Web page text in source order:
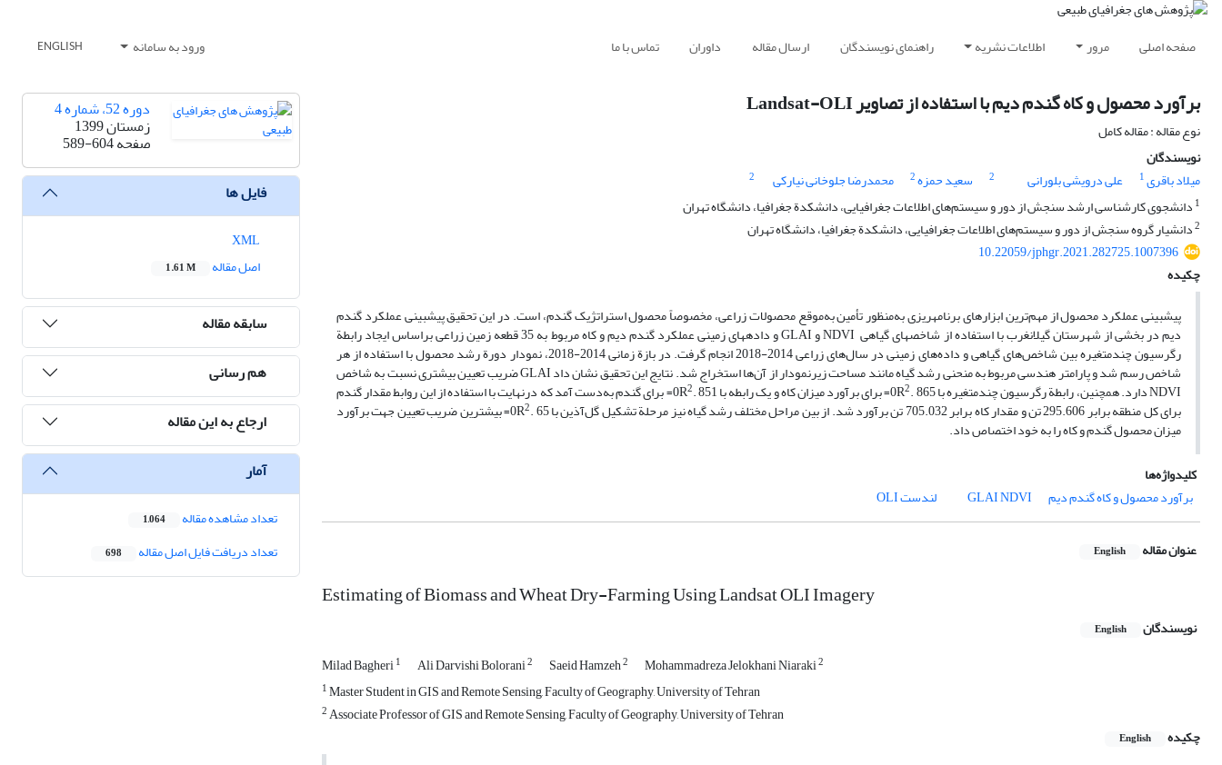
صفحه اصلی مرور اطلاعات نشریه راهنمای نویسندگان ارسال مقاله داوران تماس با ما ورود به سامانه ENGLISH
برآورد محصول و کاه گندم دیم با استفاده از تصاویر Landsat-OLI
نوع مقاله : مقاله کامل
نویسندگان
میلاد باقری1 علی درویشی بلورانی 2 سعید حمزه2 محمدرضا جلوخانی نیارکی
2
1 دانشجوی کارشناسی ارشد سنجش از دور و سیستم‌های اطلاعات جغرافیایی، دانشکدة جغرافیا، دانشگاه تهران
2دانشیار گروه سنجش از دور و سیستم‌های اطلاعات جغرافیایی، دانشکدة جغرافیا، دانشگاه تهران
10.22059/jphgr.2021.282725.1007396
چکیده
پیش‏بینی عملکرد محصول از مهم‌ترین ابزارهای برنامه‏ریزی به‌منظور تأمین به‌موقع محصولات زراعی، مخصوصاً محصول استراتژیک گندم، است. در این تحقیق پیش‏بینی عملکرد گندم
دیم در بخشی از شهرستان گیلان‏غرب با استفاده از شاخص‏های گیاهی NDVI و GLAI و داده‏های زمینی عملکرد گندم دیم و کاه مربوط به 35 قطعه زمین زراعی براساس ایجاد رابطة
رگرسیون چندمتغیره بین شاخص‌های گیاهی و داده‌های زمینی در سال‌های زراعی 2014-2018 انجام گرفت. در بازة زمانی 2014-2018، نمودار دورة رشد محصول با استفاده از هر
شاخص رسم شد و پارامتر هندسی مربوط به منحنی رشد گیاه مانند مساحت زیرنمودار از آن‌ها استخراج شد. نتایج این تحقیق نشان داد GLAI ضریب تعیین بیشتری نسبت به شاخص
NDVI دارد. همچنین، رابطة رگرسیون چندمتغیره با 865 .0R 2 = برای برآورد میزان کاه و یک رابطه با 851 .0R 2 = برای گندم به‌دست آمد که درنهایت با استفاده از این روابط مقدار گندم
برای کل منطقه برابر 295.606 تن و مقدار کاه برابر 705.032 تن برآورد شد. از بین مراحل مختلف رشد گیاه نیز مرحلة تشکیل گل‌آذین با 65 .0R 2 = بیشترین ضریب تعیین جهت برآورد
میزان محصول گندم و کاه را به خود اختصاص داد.
کلیدواژه‌ها
برآورد محصول و کاه گندم دیم
GLAINDVI لندست OLI
عنوان مقاله English
Estimating of Biomass and Wheat Dry-Farming Using Landsat OLI Imagery
نویسندگان English
Milad Bagheri1 Ali Darvishi Bolorani2 Saeid Hamzeh2 Mohammadreza Jelokhani Niaraki2
1Master Student in GIS and Remote Sensing, Faculty of Geography, University of Tehran
2Associate Professor of GIS and Remote Sensing, Faculty of Geography, University of Tehran
چکیده
English
دوره 52، شماره 4
زمستان 1399
صفحه589-604
فایل ها
اصل مقاله
1.61 M
سابقه مقاله
هم رسانی
ارجاع به این مقاله
آمار
تعداد مشاهده مقاله 1,064
تعداد دریافت فایل اصل مقاله 698